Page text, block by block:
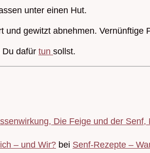
unter einen Hut.
gewitzt abnehmen.
Du dafür tun sollst.
Die Feige und der
– und Wir? bei Senf-Rezepte –